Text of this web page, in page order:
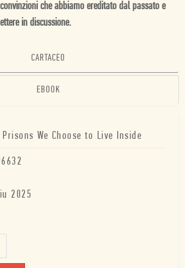
che abbiamo ereditato dal passato e
in discussione.
CARTACEO
EBOOK
Prisons We Choose to Live Inside
2025